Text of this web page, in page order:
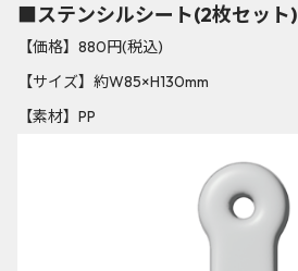
■ステンシルシート(2枚セット)
【価格】880円(税込)
【サイズ】約W85×H130mm
【素材】PP